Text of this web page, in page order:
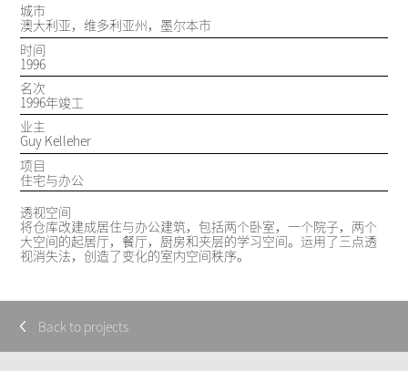
城市
澳大利亚，维多利亚州，墨尔本市
时间
1996
名次
1996年竣工
业主
Guy Kelleher
项目
住宅与办公
透视空间
将仓库改建成居住与办公建筑，包括两个卧室，一个院子，两个
大空间的起居厅，餐厅，厨房和夹层的学习空间。运用了三点透
视消失法，创造了变化的室内空间秩序。
Back to projects